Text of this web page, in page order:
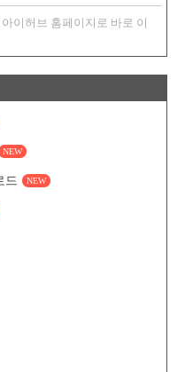
이허브 홈페이지로 바로 이
NEW
드 NEW